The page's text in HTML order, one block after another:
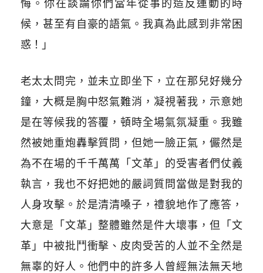
悔。你在談論你們當年從事的造反運動的時
候，甚至有自豪的語氣。我真為此感到非常困
惑！」
老太太問完，並未立即坐下，立在那兒好幾分
鐘，大概是胸中怒氣難消，凝視著我，示意她
是在等候我的答覆，頓時全場氣氛凝重。我雖
然被她重炮轟擊質問，但她一臉正氣，儼然是
為不在場的千千萬萬「文革」的受害者們仗義
執言，我也不好把她的嚴詞質問當做是對我的
人身攻擊。於是清清嗓子，禮貌地作了應答，
大意是「文革」整體雖然是件大壞事，但「文
革」中被批鬥衝擊、皮肉受苦的人並不全然是
無辜的好人。他們中的許多人曾經無法無天地